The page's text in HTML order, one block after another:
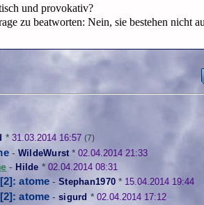
und provokativ?
zu beatworten: Nein, sie bestehen nicht
* 31.03.2014 16:57 (7)
- WildeWurst*02.04.2014 21:33
- Hilde * 02.04.2014 08:31
atome -Stephan1970 * 15.04.2014 19:44
atome -sigurd * 02.04.2014 17:12